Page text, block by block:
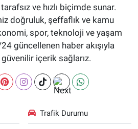
ve hızlı biçimde sunar.
doğruluk, şeffaflık ve kamu
spor, teknoloji ve yaşam
güncellenen haber akışıyla
içerik sağlarız.
Trafik Durumu